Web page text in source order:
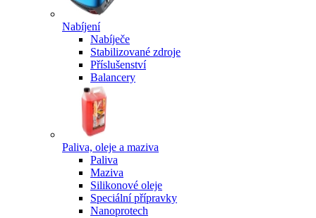
Nabíjení
Nabíječe
Stabilizované zdroje
Příslušenství
Balancery
Paliva, oleje a maziva
Paliva
Maziva
Silikonové oleje
Speciální přípravky
Nanoprotech